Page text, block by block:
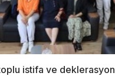
istifa ve deklerasyon